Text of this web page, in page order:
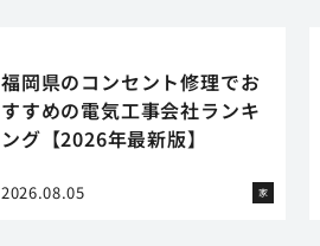
福岡県のコンセント修理でお
すすめの電気工事会社ランキ
ング【2026年最新版】
2026.08.05 家